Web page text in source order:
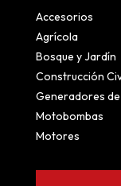
Accesorios
Agrícola
Bosque y Jardín
Construcción
Generadores
Motobombas
Motores